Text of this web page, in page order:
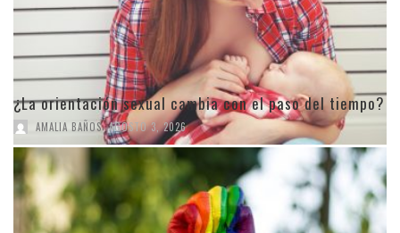
¿La orientación sexual cambia con el paso del tiempo?
AMALIA BAÑOS, AGOSTO 3, 2026